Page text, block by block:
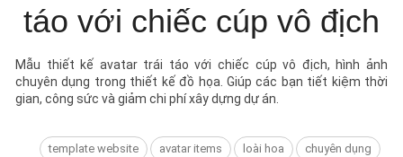
táo với chiếc cúp vô địch
Mẫu thiết kế avatar trái táo với chiếc cúp vô địch, hình ảnh
chuyên dụng trong thiết kế đồ họa. Giúp các bạn tiết kiệm thời
gian, công sức và giảm chi phí xây dựng dự án.
template website avatar items loài hoa chuyên dụng